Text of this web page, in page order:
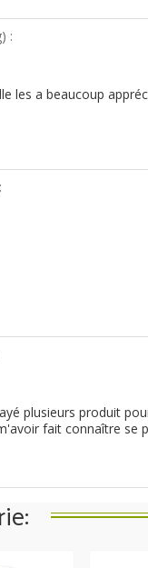
) :
les a beaucoup
plusieurs produit
fait connaître se